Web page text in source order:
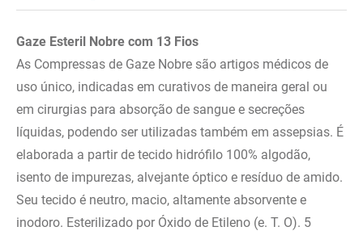
Gaze Esteril Nobre com 13 Fios
As Compressas de Gaze Nobre são artigos médicos de
uso único, indicadas em curativos de maneira geral ou
em cirurgias para absorção de sangue e secreções
líquidas, podendo ser utilizadas também em assepsias. É
elaborada a partir de tecido hidrófilo 100% algodão,
isento de impurezas, alvejante óptico e resíduo de amido.
Seu tecido é neutro, macio, altamente absorvente e
inodoro. Esterilizado por Óxido de Etileno (e. T. O). 5
10º cadeira higienica